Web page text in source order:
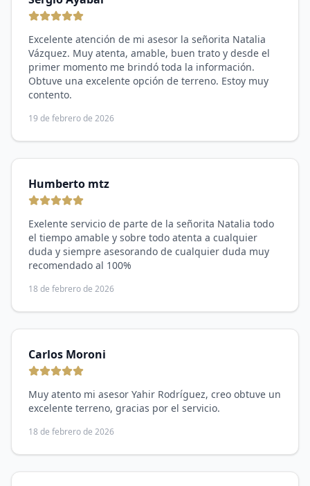
Excelente atención de mi asesor la señorita Natalia
Vázquez. Muy atenta, amable, buen trato y desde el
primer momento me brindó toda la información.
Obtuve una excelente opción de terreno. Estoy muy
contento.
19 de febrero de 2026
Humberto mtz
Exelente servicio de parte de la señorita Natalia todo
el tiempo amable y sobre todo atenta a cualquier
duda y siempre asesorando de cualquier duda muy
recomendado al 100%
18 de febrero de 2026
Carlos Moroni
Muy atento mi asesor Yahir Rodríguez, creo obtuve un
excelente terreno, gracias por el servicio.
18 de febrero de 2026